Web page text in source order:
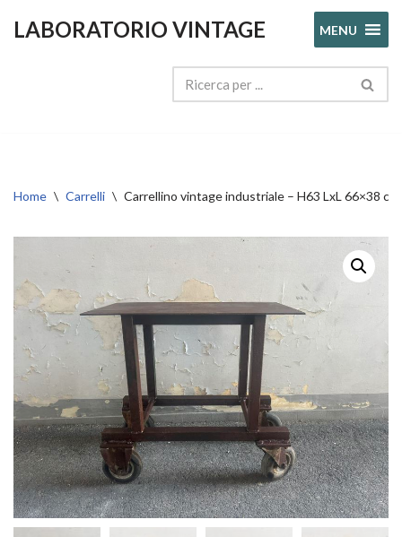
LABORATORIO VINTAGE MENU
Home \ Carrelli \ Carrellino vintage industriale – H63 LxL 66×38 cm